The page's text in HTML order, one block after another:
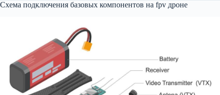
Схема подключения базовых компонентов на fpv дроне